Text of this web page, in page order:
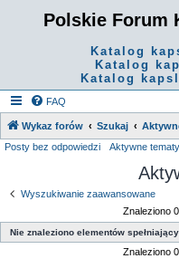
Polskie Forum
Katalog
Katalog
Katalog
FAQ
Wykaz forów Szukaj
Posty bez odpowiedzi Aktywne tematy
Wyszukiwanie zaawansowane
Znaleziono
Nie znaleziono elementów
Znaleziono